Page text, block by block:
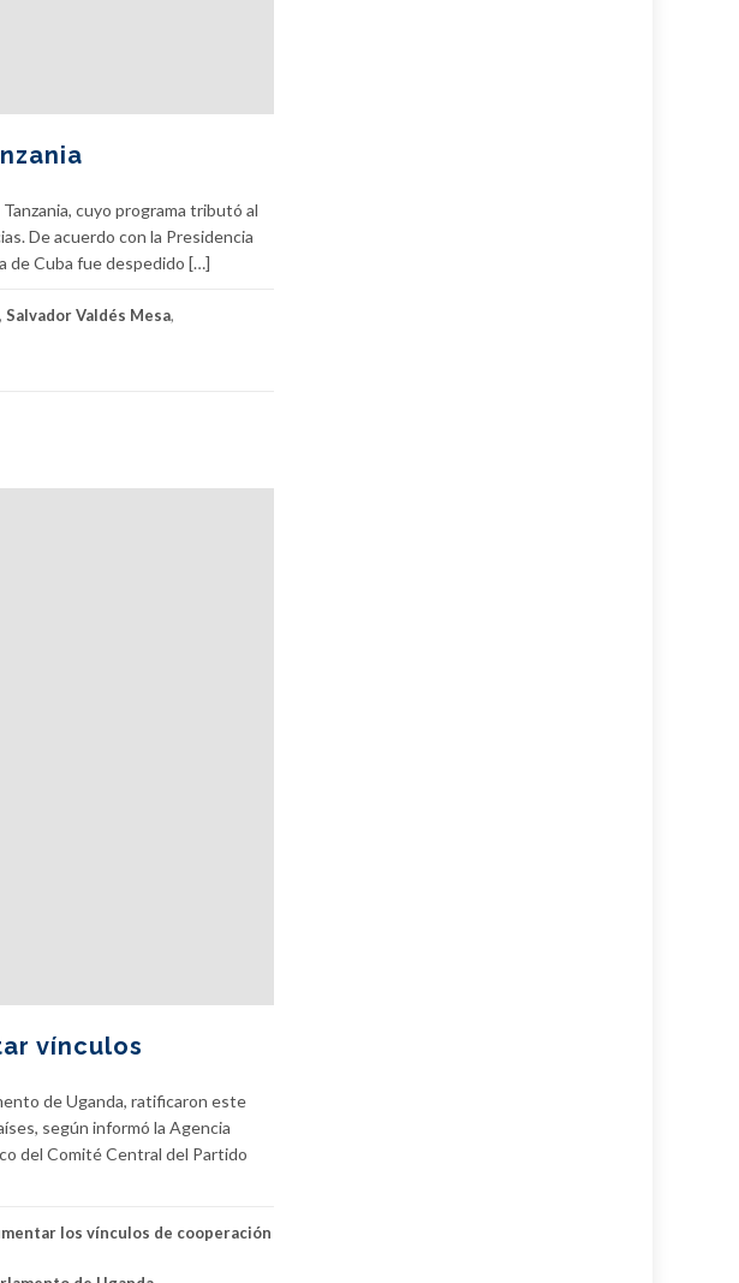
cuyo programa tributó al
De acuerdo con la Presidencia
de Cuba fue despedido […]
, Salvador Valdés Mesa,
vínculos
de Uganda, ratificaron este
según informó la Agencia
del Comité Central del Partido
los vínculos de cooperación